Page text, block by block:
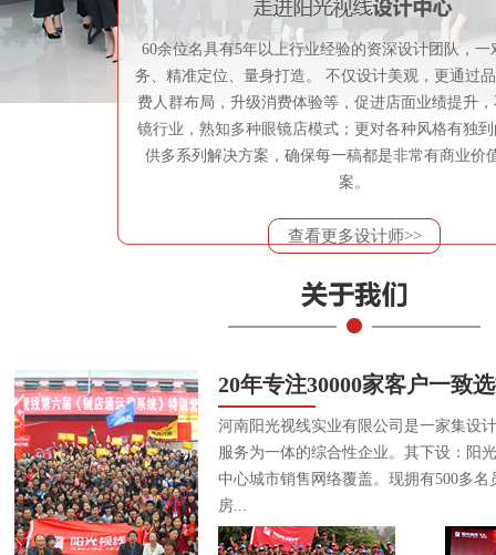
60余位名具有5年以上行业经验的资深设计团队，一
务、精准定位、量身打造。 不仅设计美观，更通过
费人群布局，升级消费体验等，促进店面业绩提升
镜行业，熟知多种眼镜店模式；更对各种风格有独
供多系列解决方案，确保每一稿都是非常有商业价
案。
查看更多设计师>>
20年专注30000家客户一致
河南阳光视线实业有限公司是一家集设
服务为一体的综合性企业。其下设：阳
中心城市销售网络覆盖。现拥有500多
房...